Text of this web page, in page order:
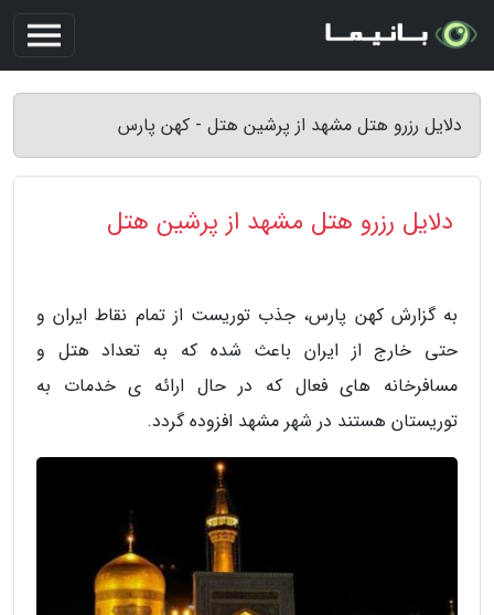
دلایل رزرو هتل مشهد از پرشین هتل - کهن پارس
دلایل رزرو هتل مشهد از پرشین هتل
به گزارش کهن پارس، جذب توریست از تمام نقاط ایران و
حتی خارج از ایران باعث شده که به تعداد هتل و
مسافرخانه های فعال که در حال ارائه ­ی خدمات به
توریستان هستند در شهر مشهد افزوده گردد.